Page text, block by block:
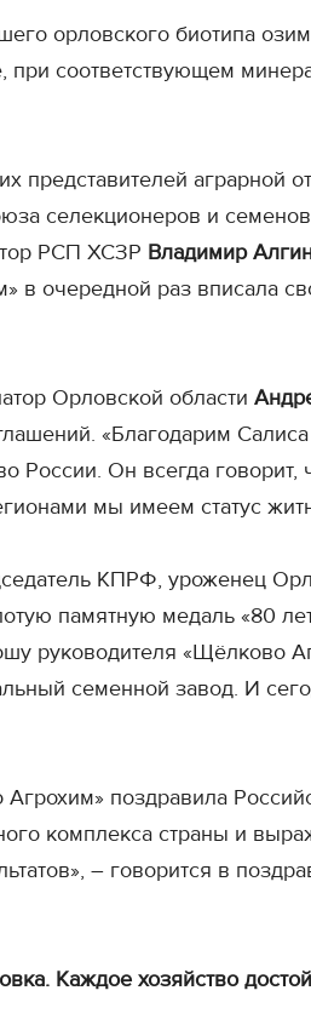
орловского биотипа
соответствующем
аграрной
селекционеров и
РСП ХСЗР Владимир
очередной раз вписала
Орловской области
«Благодарим
России. Он всегда
мы имеем статус
КПРФ, уроженец
памятную медаль «80
руководителя «Щёлково
семенной завод. И
поздравила
комплекса страны и
– говорится в
Каждое хозяйство